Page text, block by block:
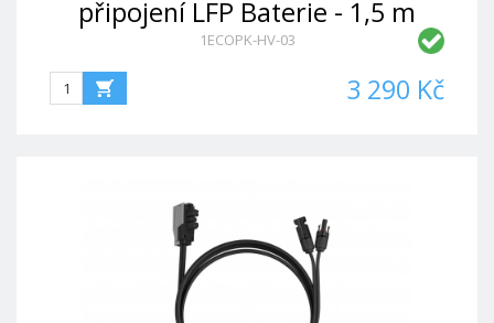
připojení LFP Baterie - 1,5 m
1ECOPK-HV-03
3 290 Kč